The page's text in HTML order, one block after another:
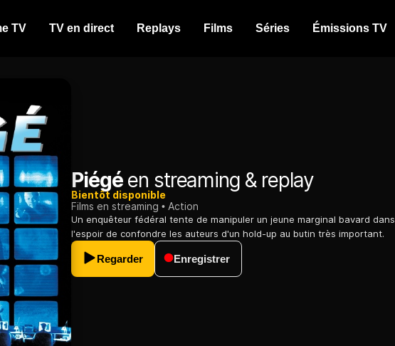
TV TV en direct Replays Films Séries Émissions TV
Piégéen streaming & replay
Bientôt disponible
Films en streaming
Action
Un enquêteur fédéral tente de manipuler un jeune marginal bavard dans
l'espoir de confondre les auteurs d'un hold-up au butin très important.
Regarder Enregistrer